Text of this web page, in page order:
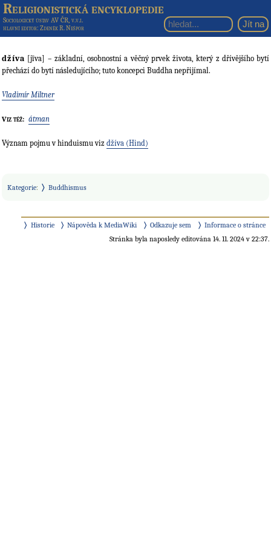
Religionistická encyklopedie
Sociologický ústav AV ČR, v.v.i.
hlavní editor: Zdeněk R. Nešpor
džíva [jīva] – základní, osobnostní a věčný prvek života, který z dřívějšího bytí
přechází do bytí následujícího; tuto koncepci Buddha nepřijímal.
Vladimír Miltner
Viz též: átman
Význam pojmu v hinduismu viz džíva (Hind)
Kategorie: Buddhismus
Historie Nápověda k MediaWiki Odkazuje sem
Informace o stránce
Stránka byla naposledy editována 14. 11. 2024 v 22:37.